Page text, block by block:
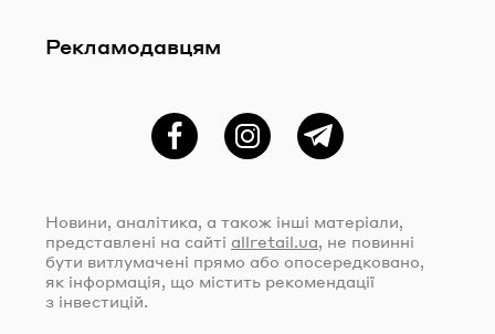
Рекламодавцям
ФейсбукInstagramTelegram
Новини, аналітика, а також інші матеріали,
представлені на сайті allretail.ua , не повинні
бути витлумачені прямо або опосередковано,
як інформація, що містить рекомендації
з інвестицій.